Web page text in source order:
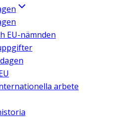
EU-nämnden
arbete